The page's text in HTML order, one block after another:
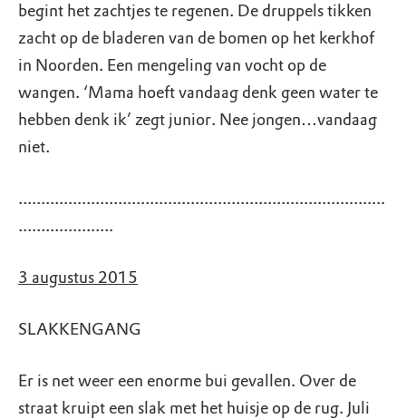
begint het zachtjes te regenen. De druppels tikken
zacht op de bladeren van de bomen op het kerkhof
in Noorden. Een mengeling van vocht op de
wangen. ‘Mama hoeft vandaag denk geen water te
hebben denk ik’ zegt junior. Nee jongen…vandaag
niet.
.................................................................................
.....................
3 augustus 2015
SLAKKENGANG
Er is net weer een enorme bui gevallen. Over de
straat kruipt een slak met het huisje op de rug. Juli